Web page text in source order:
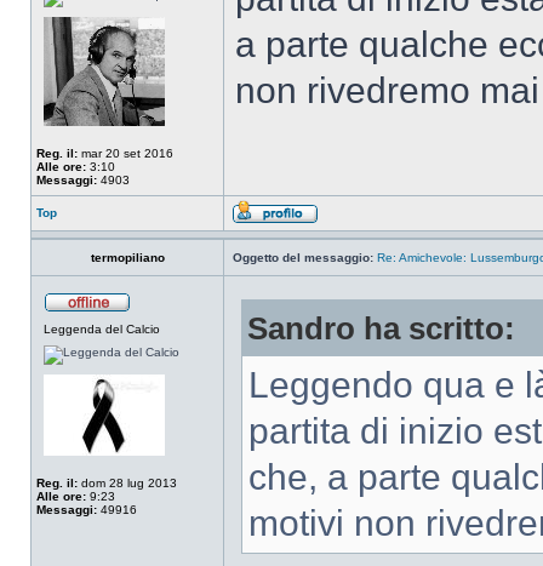
Reg. il: mar 20 set 2016
Alle ore: 3:10
Messaggi: 4903
a parte qualche
non rivedremo
Top
termopiliano Oggetto del messaggio: Re: Amichevole:
Leggenda del Calcio
Reg. il: dom 28 lug 2013
Alle ore: 9:23
Messaggi: 49916
Sandro ha scritto:
Leggendo qua e
partita di inizio
che, a parte
motivi non